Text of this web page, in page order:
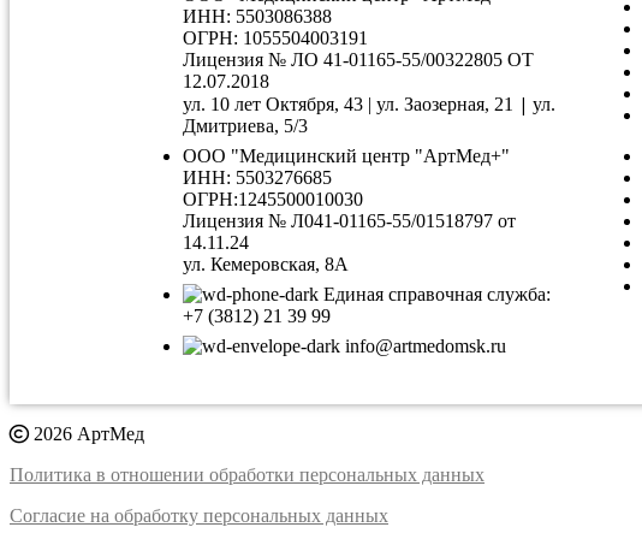
ИНН: 5503086388
ОГРН: 1055504003191
Лицензия № ЛО 41-01165-55/00322805 ОТ
12.07.2018
ул. 10 лет Октября, 43 | ул. Заозерная, 21 | ул.
Дмитриева, 5/3
ООО "Медицинский центр "АртМед+"
ИНН: 5503276685
ОГРН:1245500010030
Лицензия № Л041-01165-55/01518797 от
14.11.24
ул. Кемеровская, 8А
Единая справочная служба:
+7 (3812) 21 39 99
info@artmedomsk.ru
2026 АртМед
Политика в отношении обработки персональных данных
Согласие на обработку персональных данных